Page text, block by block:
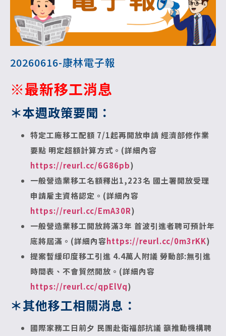
20260616-康林電子報
※最新移工消息
＊本週政策要聞：
特定工廠移工配額 7/1起再開放申請 經濟部修作業
要點 明定超額計算方式。(詳細內容
https://reurl.cc/6G86pb)
一般營造業移工名額釋出1,223名 國土署開放受理
申請雇主資格認定。(詳細內容
https://reurl.cc/EmA30R)
一般營造業移工開放將滿3年 首波引進者聘可預計年
底將屆滿。(詳細內容https://reurl.cc/0m3rKK)
提案暫緩印度移工引進 4.4萬人附議 勞動部:無引進
時間表、不會貿然開放。(詳細內容
https://reurl.cc/qpElVq)
＊其他移工相關消息：
國際家務工日前夕 民團赴衛福部抗議 籲推動機構聘